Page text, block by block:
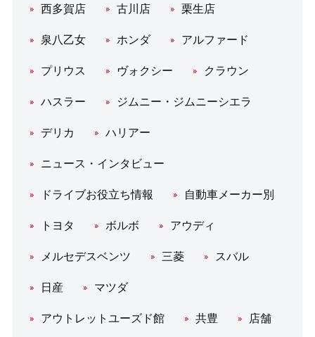
西多賀店 古川店 栗生店
泉八乙女 ホンダ アルファード
プリウス ヴォクシー クラウン
ハスラー ジムニー・ジムニーシエラ
デリカ ハリアー
ニュース・インタビュー
ドライブお役立ち情報 自動車メーカー別
トヨタ ボルボ アウディ
メルセデスベンツ 三菱 スバル
日産 マツダ
アウトレットユーズド館 共豊 店舗